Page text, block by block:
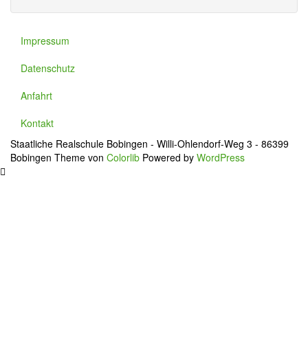
Impressum
Datenschutz
Anfahrt
Kontakt
Staatliche Realschule Bobingen - Willi-Ohlendorf-Weg 3 - 86399
Bobingen Theme von Colorlib Powered by WordPress